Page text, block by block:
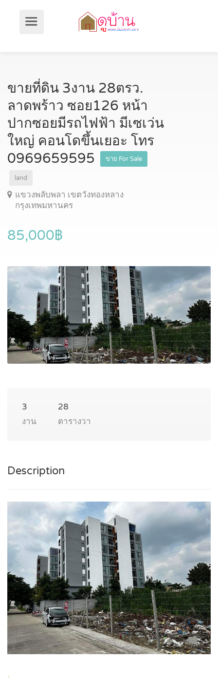
ขายที่ดิน 3งาน 28ตรว.
ลาดพร้าว ซอย126 หน้า
ปากซอยมีรถไฟฟ้า มีเซเว่น
ใหญ่ คอนโดขึ้นเยอะ โทร
0969659595
ขาย For Sale
land
แขวงพลับพลา เขตวังทองหลาง
กรุงเทพมหานคร
85,000฿
3
งาน
28
ตารางวา
Description
.